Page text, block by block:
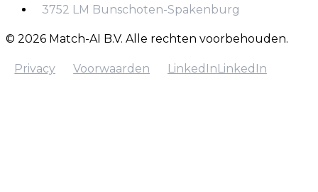
3752 LM Bunschoten-Spakenburg
© 2026 Match-AI B.V. Alle rechten voorbehouden.
Privacy
Voorwaarden
LinkedInLinkedIn